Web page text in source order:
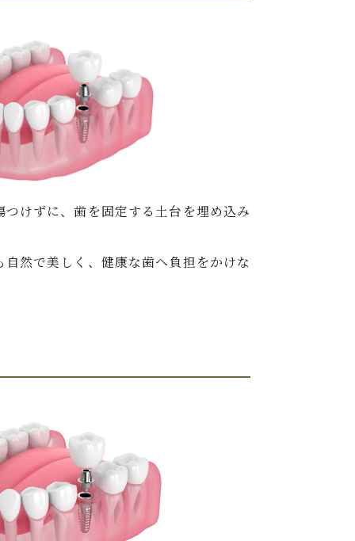
けずに、歯を固定する土台を埋め込み
然で美しく、健康な歯へ負担をかけな